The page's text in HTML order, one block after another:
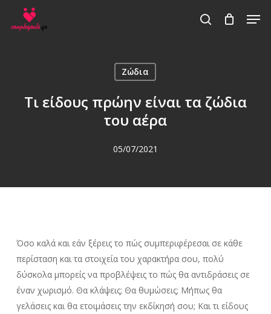
search
Ζώδια
Τι είδους πρώην είναι τα ζώδια
του αέρα
05/07/2021
Όσο καλά και εάν ξέρεις το πώς συμπεριφέρεσαι σε κάθε
περίσταση και τα στοιχεία του χαρακτήρα σου, πολύ
δύσκολα μπορείς να προβλέψεις το πώς θα αντιδράσεις σε
έναν χωρισμό. Θα κλάψεις; Θα θυμώσεις; Μήπως θα
γελάσεις και θα ετοιμάσεις την εκδίκησή σου; Και τι είδους